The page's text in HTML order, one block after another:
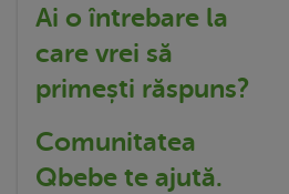
Ai o întrebare la
care vrei să
primești răspuns?
Comunitatea
Qbebe te ajută.